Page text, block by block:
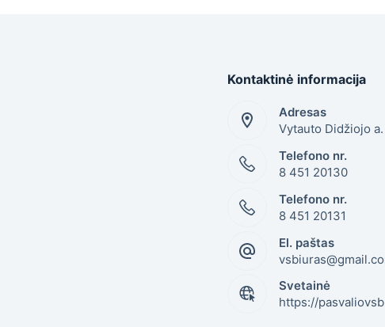
Kontaktinė informacija
Adresas
Vytauto Didžiojo
Telefono nr.
8 451 20130
Telefono nr.
8 451 20131
El. paštas
Svetainė
https://